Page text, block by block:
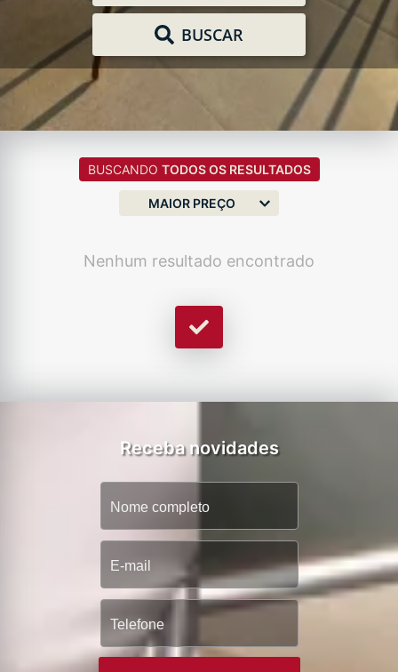
BUSCAR
BUSCANDO TODOS OS RESULTADOS
MAIOR PREÇO
Nenhum resultado encontrado
Receba novidades